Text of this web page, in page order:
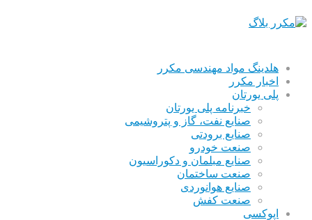
هلدینگ مواد مهندسی مکرر
اخبار مکرر
پلی یورتان
خبرنامه پلی یورتان
صنایع نفت، گاز و پتروشیمی
صنایع برودتی
صنعت خودرو
صنایع مبلمان و دکوراسیون
صنعت ساختمان
صنایع هوانوردی
صنعت کفش
اپوکسی